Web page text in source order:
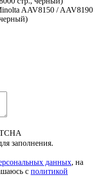
AAV8150 / AAV8190
заполнения.
данных, на
с политикой